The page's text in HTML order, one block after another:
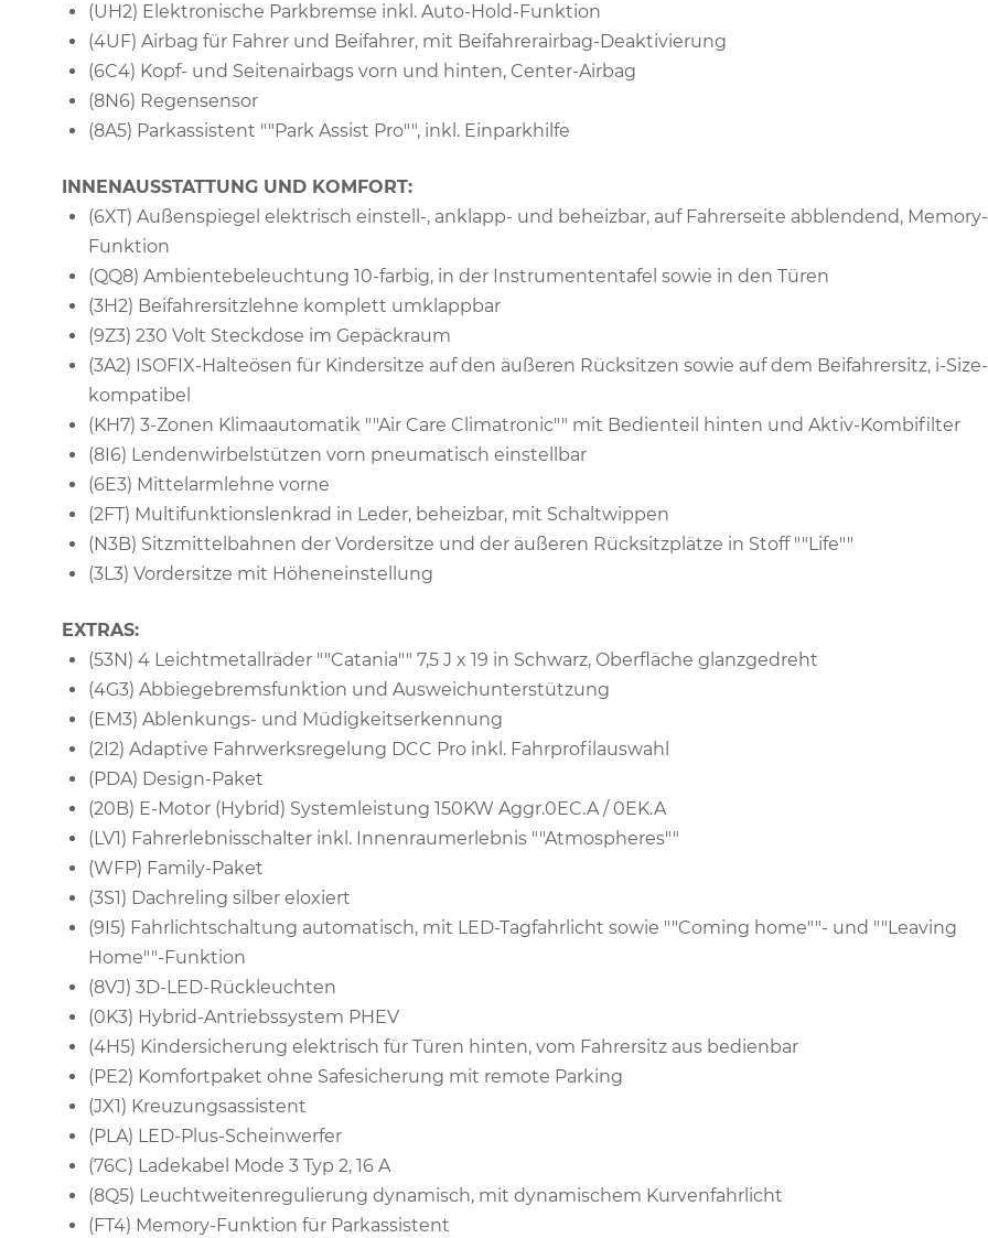
(UH2) Elektronische Parkbremse inkl. Auto-Hold-Funktion
(4UF) Airbag für Fahrer und Beifahrer, mit Beifahrerairbag-Deaktivierung
(6C4) Kopf- und Seitenairbags vorn und hinten, Center-Airbag
(8N6) Regensensor
(8A5) Parkassistent ""Park Assist Pro"", inkl. Einparkhilfe
INNENAUSSTATTUNG UND KOMFORT:
(6XT) Außenspiegel elektrisch einstell-, anklapp- und beheizbar, auf Fahrerseite abblendend, Memory-
Funktion
(QQ8) Ambientebeleuchtung 10-farbig, in der Instrumententafel sowie in den Türen
(3H2) Beifahrersitzlehne komplett umklappbar
(9Z3) 230 Volt Steckdose im Gepäckraum
(3A2) ISOFIX-Halteösen für Kindersitze auf den äußeren Rücksitzen sowie auf dem Beifahrersitz, i-Size-
kompatibel
(KH7) 3-Zonen Klimaautomatik ""Air Care Climatronic"" mit Bedienteil hinten und Aktiv-Kombifilter
(8I6) Lendenwirbelstützen vorn pneumatisch einstellbar
(6E3) Mittelarmlehne vorne
(2FT) Multifunktionslenkrad in Leder, beheizbar, mit Schaltwippen
(N3B) Sitzmittelbahnen der Vordersitze und der äußeren Rücksitzplätze in Stoff ""Life""
(3L3) Vordersitze mit Höheneinstellung
EXTRAS:
(53N) 4 Leichtmetallräder ""Catania"" 7,5 J x 19 in Schwarz, Oberfläche glanzgedreht
(4G3) Abbiegebremsfunktion und Ausweichunterstützung
(EM3) Ablenkungs- und Müdigkeitserkennung
(2I2) Adaptive Fahrwerksregelung DCC Pro inkl. Fahrprofilauswahl
(PDA) Design-Paket
(20B) E-Motor (Hybrid) Systemleistung 150KW Aggr.0EC.A / 0EK.A
(LV1) Fahrerlebnisschalter inkl. Innenraumerlebnis ""Atmospheres""
(WFP) Family-Paket
(3S1) Dachreling silber eloxiert
(9I5) Fahrlichtschaltung automatisch, mit LED-Tagfahrlicht sowie ""Coming home""- und ""Leaving
Home""-Funktion
(8VJ) 3D-LED-Rückleuchten
(0K3) Hybrid-Antriebssystem PHEV
(4H5) Kindersicherung elektrisch für Türen hinten, vom Fahrersitz aus bedienbar
(PE2) Komfortpaket ohne Safesicherung mit remote Parking
(JX1) Kreuzungsassistent
(PLA) LED-Plus-Scheinwerfer
(76C) Ladekabel Mode 3 Typ 2, 16 A
(8Q5) Leuchtweitenregulierung dynamisch, mit dynamischem Kurvenfahrlicht
(FT4) Memory-Funktion für Parkassistent